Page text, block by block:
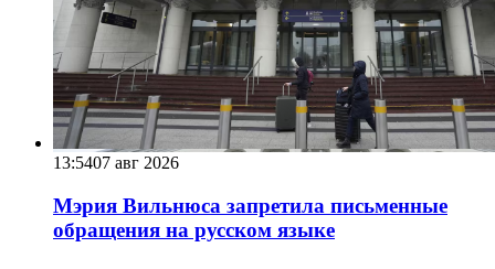
13:5407 авг 2026
Мэрия Вильнюса запретила письменные
обращения на русском языке